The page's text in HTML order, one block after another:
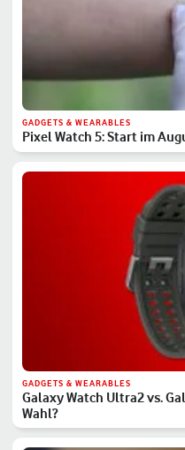
GADGETS & WEARABLES
Pixel Watch 5: Start im
GADGETS & WEARABLES
Galaxy Watch Ultra2 vs.
Wahl?